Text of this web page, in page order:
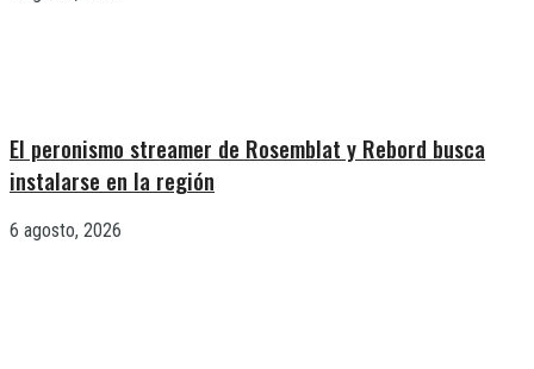
El peronismo streamer de Rosemblat y Rebord busca
instalarse en la región
6 agosto, 2026